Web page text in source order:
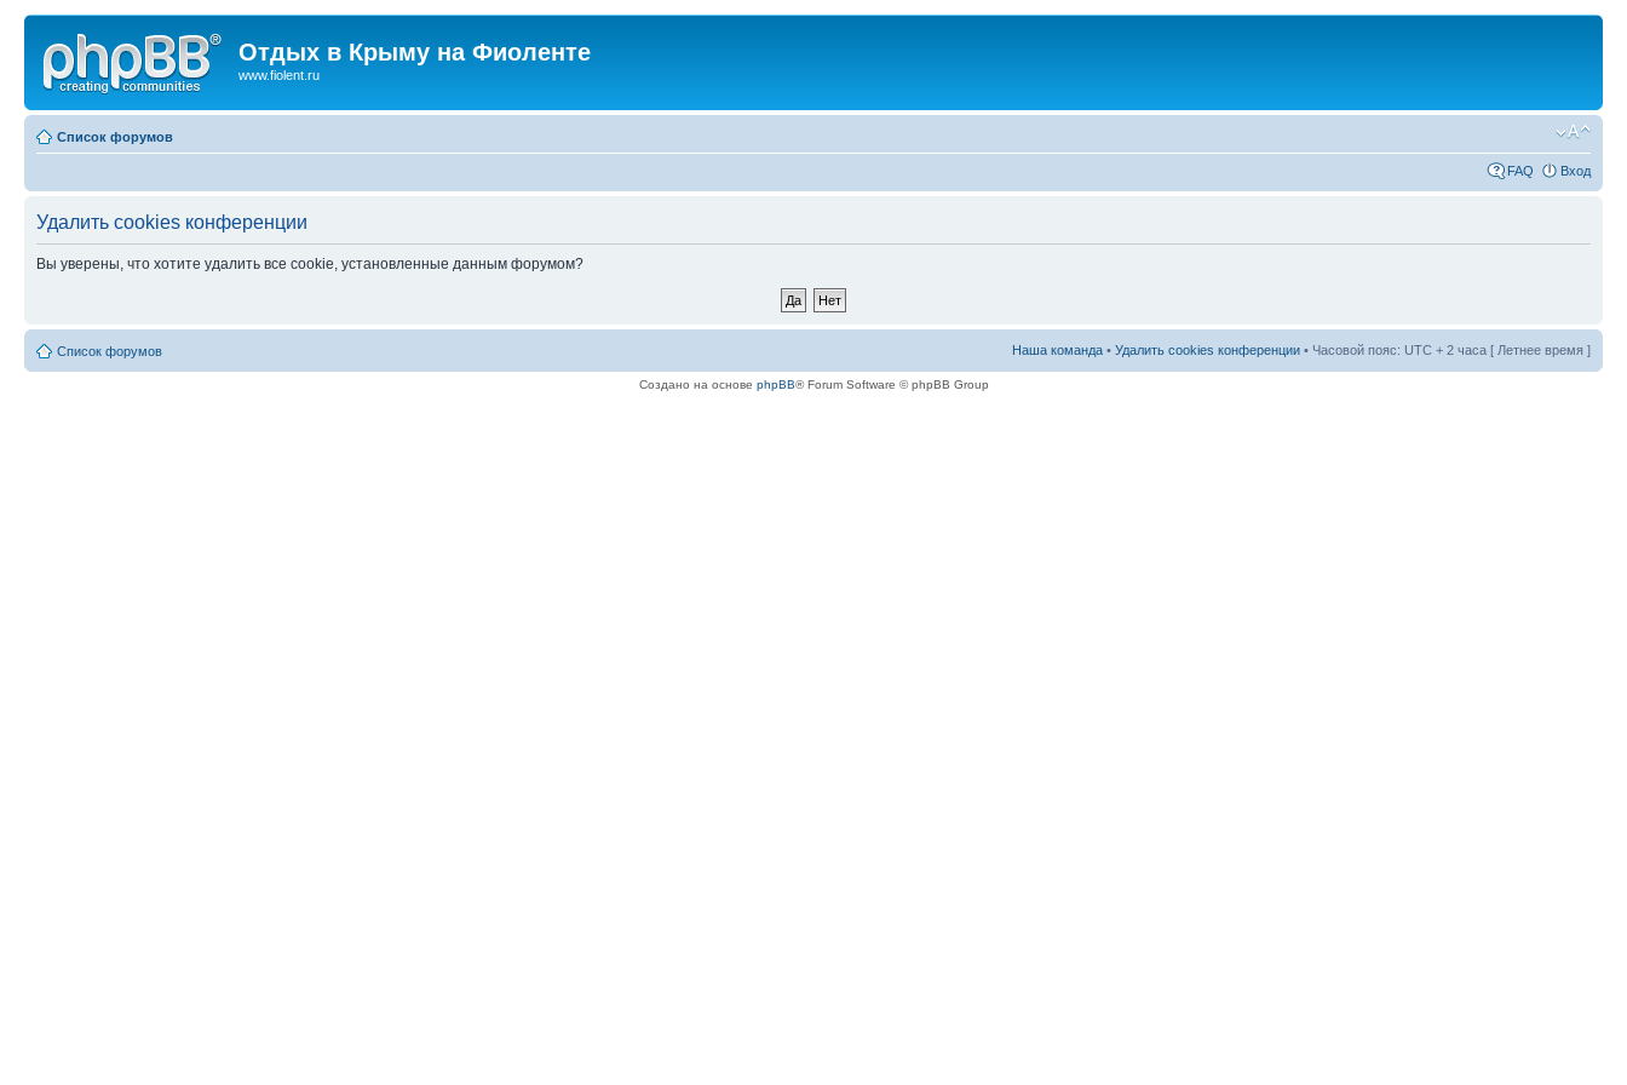
Отдых в Крыму на Фиоленте
www.fiolent.ru
Список форумов
FAQ Вход
Удалить cookies конференции
Вы уверены, что хотите удалить все cookie, установленные данным форумом?
Список форумов Наша команда • Удалить cookies конференции • Часовой пояс: UTC + 2 часа [ Летнее время ]
Создано на основе phpBB® Forum Software © phpBB Group